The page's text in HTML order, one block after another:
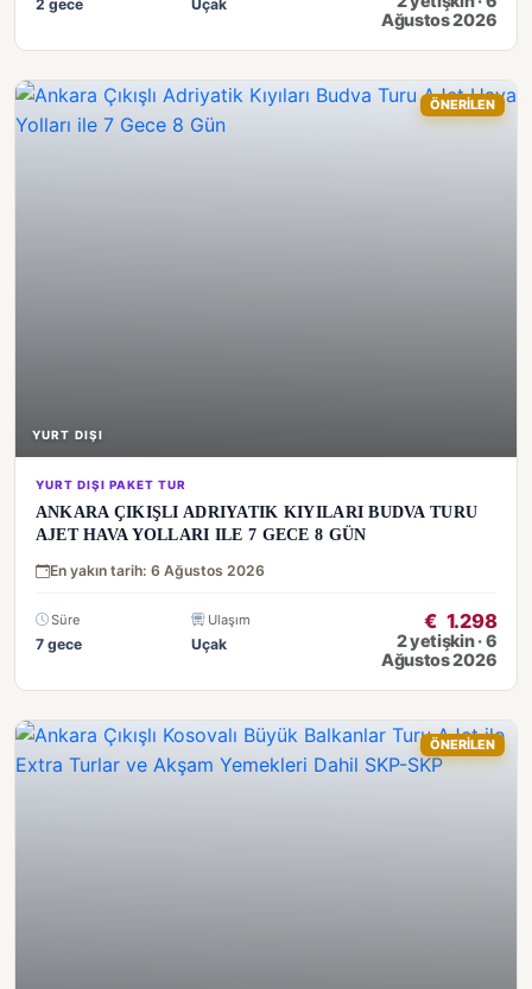
2 gece Uçak
Ağustos 2026
YURT DIŞI
ÖNERİLEN
YURT DIŞI PAKET TUR
ANKARA ÇIKIŞLI ADRIYATIK KIYILARI BUDVA TURU
AJET HAVA YOLLARI ILE 7 GECE 8 GÜN
En yakın tarih: 6 Ağustos 2026
Süre
7 gece
Ulaşım
Uçak
€ 1.298
2 yetişkin · 6
Ağustos 2026
ÖNERİLEN